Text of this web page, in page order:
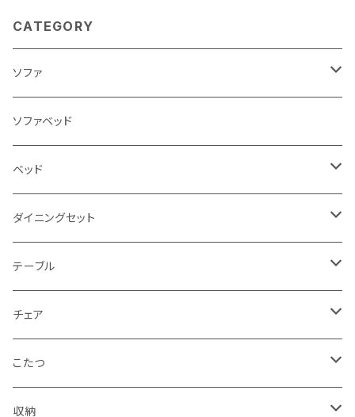
CATEGORY
ソファ
3人掛け
2.5人掛け
2人掛け
1人掛け
カウチソファ
コーナーソファ
ソファセット
ソファベッド
ベッド
シングルサイズ以下（フレームのみ）
セミダブルサイズ（フレームのみ）
ダブルサイズ（フレームのみ）
ワイドダブルサイズ以上（フレームのみ）
シングルサイズ以下（マットレス付）
ダイニングセット
ダイニング3点セット以下
ダイニング4点セット
ダイニング5点・6点セット
ダイニング7点セット以上
テーブル
センターテーブル
ダイニングテーブル
カウンターテーブル
チェア
ダイニングチェア
カウンターチェア
こたつ
こたつテーブル
収納